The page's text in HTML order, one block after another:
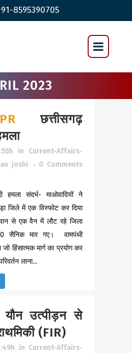
8595390705
2023
छत्तीसगढ़
in Current-Affairs-
joshi
0 Comments
हमला संदर्भ- माओवादियों ने
जिले में एक विस्फोट कर दिया
से एक वैन में लौट रहे जिला
सैनिक मार गए। वामपंथी
हिंसात्मक मार्ग का प्रयोग कर
लाना...
यौन उत्पीड़न से
(FIR)
in Current-Affairs-